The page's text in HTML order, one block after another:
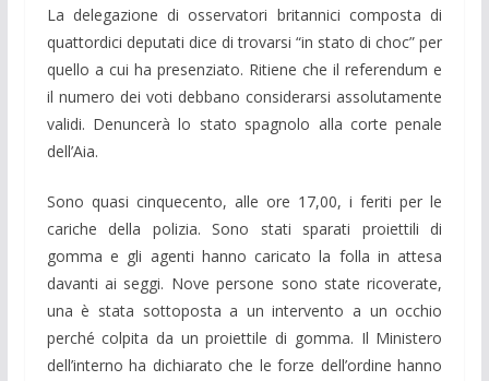
La delegazione di osservatori britannici composta di
quattordici deputati dice di trovarsi “in stato di choc” per
quello a cui ha presenziato. Ritiene che il referendum e
il numero dei voti debbano considerarsi assolutamente
validi. Denuncerà lo stato spagnolo alla corte penale
dell’Aia.
Sono quasi cinquecento, alle ore 17,00, i feriti per le
cariche della polizia. Sono stati sparati proiettili di
gomma e gli agenti hanno caricato la folla in attesa
davanti ai seggi. Nove persone sono state ricoverate,
una è stata sottoposta a un intervento a un occhio
perché colpita da un proiettile di gomma. Il Ministero
dell’interno ha dichiarato che le forze dell’ordine hanno